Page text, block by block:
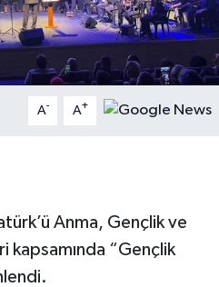
A- A+
Anma, Gençlik ve
kapsamında “Gençlik